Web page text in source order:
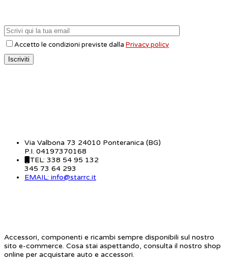
Accetto le condizioni previste dalla Privacy policy
Via Valbona 73 24010 Ponteranica (BG)
P.I. 04197370168
TEL: 338 54 95 132
345 73 64 293
EMAIL: info@starrc.it
Accessori, componenti e ricambi sempre disponibili sul nostro
sito e-commerce. Cosa stai aspettando, consulta il nostro shop
online per acquistare auto e accessori.